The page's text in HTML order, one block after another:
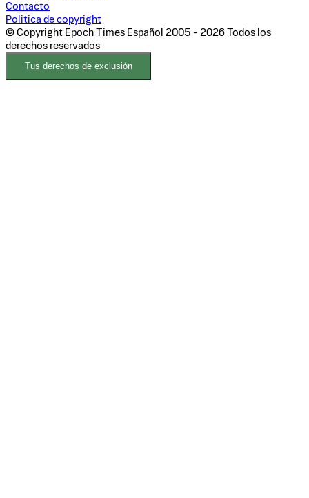
Contacto
Politica de copyright
© Copyright Epoch Times Español 2005 - 2026 Todos los
derechos reservados
Tus derechos de exclusión